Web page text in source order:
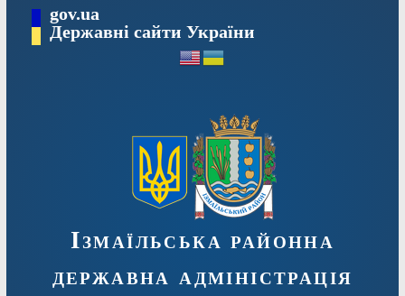
вмісту
gov.ua
Державні сайти України
Ізмаїльська районна
державна адміністрація